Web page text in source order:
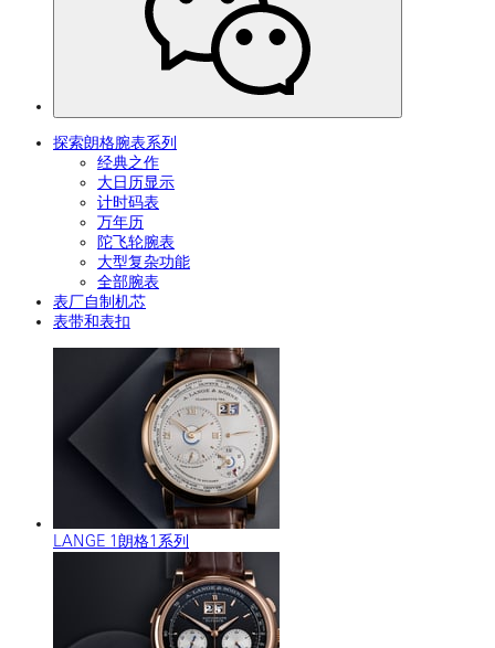
探索朗格腕表系列
经典之作
大日历显示
计时码表
万年历
陀飞轮腕表
大型复杂功能
全部腕表
表厂自制机芯
表带和表扣
LANGE 1朗格1系列